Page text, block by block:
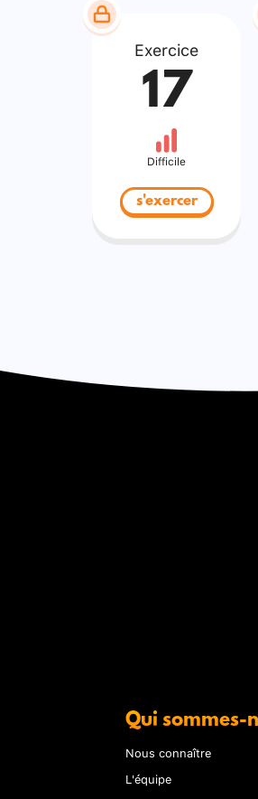
Exercice
17
Difficile
s'exercer
Qui sommes-
Nous connaître
L'équipe